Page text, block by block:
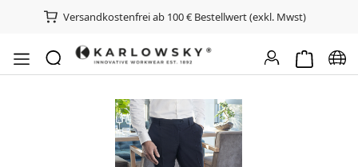
Versandkostenfrei ab 100 € Bestellwert (exkl. Mwst)
Bildergalerie überspringen